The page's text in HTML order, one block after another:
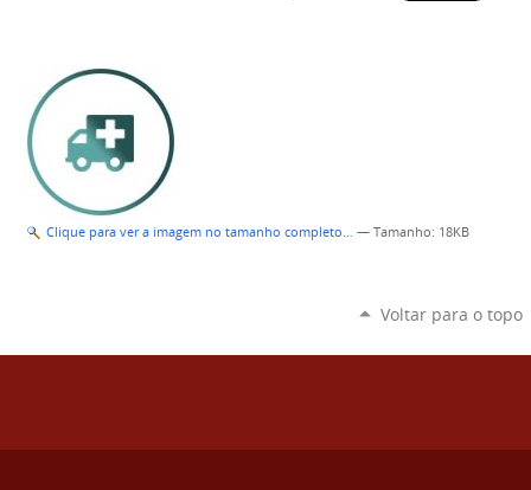
Clique para ver a imagem no tamanho completo… — Tamanho: 18KB
Voltar para o topo